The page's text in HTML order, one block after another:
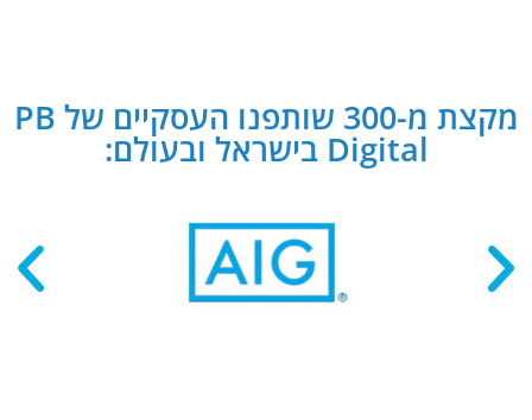
מקצת מ-300 שותפנו העסקיים של PB
Digital בישראל ובעולם: